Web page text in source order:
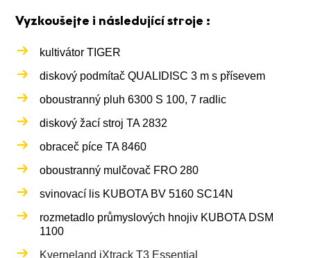
Vyzkoušejte i následující stroje :
kultivátor TIGER
diskový podmítač QUALIDISC 3 m s přísevem
oboustranný pluh 6300 S 100, 7 radlic
diskový žací stroj TA 2832
obraceč píce TA 8460
oboustranný mulčovač FRO 280
svinovací lis KUBOTA BV 5160 SC14N
rozmetadlo průmyslových hnojiv KUBOTA DSM
1100
Kverneland iXtrack T3 Essential